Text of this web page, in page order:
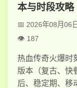
本与时段攻略
2026年08月06日
187
热血传奇火爆时
版本（复古、快
后、稳定期、移